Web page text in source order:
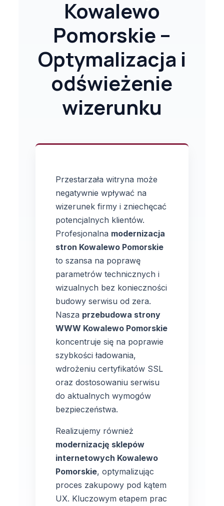
Kowalewo
Pomorskie –
Optymalizacja i
odświeżenie
wizerunku
Przestarzała witryna może
negatywnie wpływać na
wizerunek firmy i zniechęcać
potencjalnych klientów.
Profesjonalna modernizacja
stron Kowalewo Pomorskie
to szansa na poprawę
parametrów technicznych i
wizualnych bez konieczności
budowy serwisu od zera.
Nasza przebudowa strony
WWW Kowalewo Pomorskie
koncentruje się na poprawie
szybkości ładowania,
wdrożeniu certyfikatów SSL
oraz dostosowaniu serwisu
do aktualnych wymogów
bezpieczeństwa.
Realizujemy również
modernizację sklepów
internetowych Kowalewo
Pomorskie, optymalizując
proces zakupowy pod kątem
UX. Kluczowym etapem prac